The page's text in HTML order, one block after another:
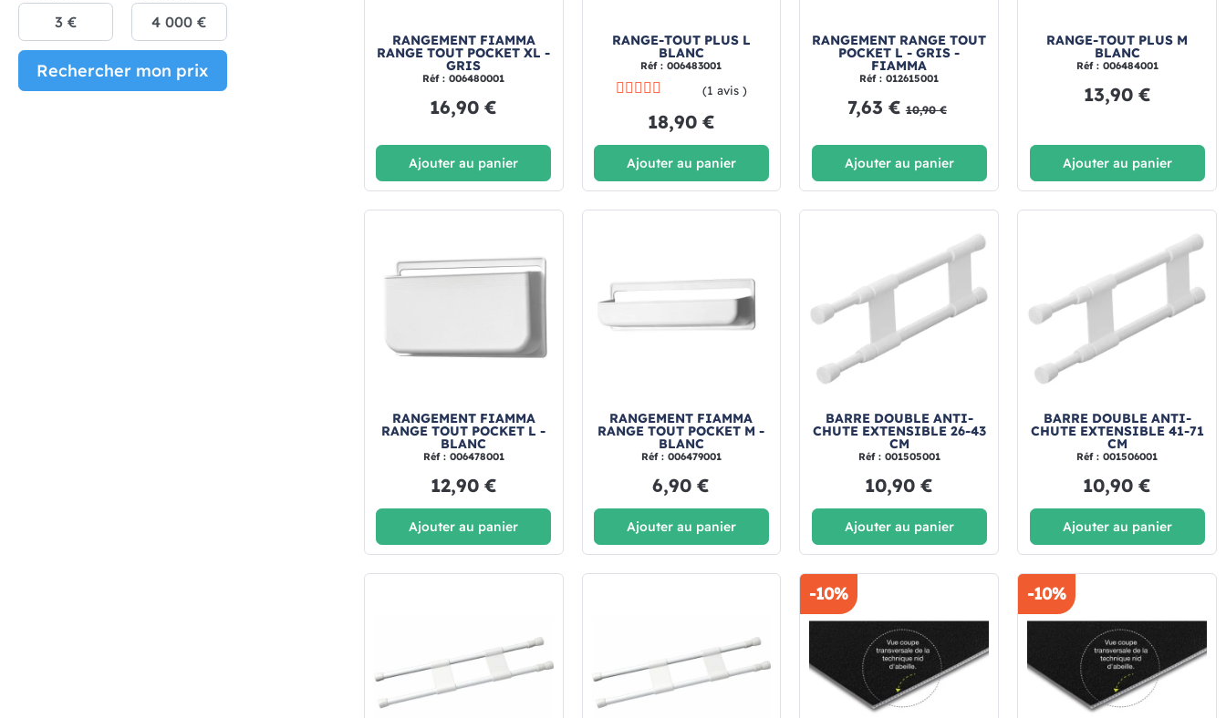
Rechercher mon prix
RANGEMENT FIAMMA
RANGE TOUT POCKET XL -
GRIS
Réf : 006480001
16,90 €
Ajouter au panier
RANGE-TOUT PLUS L
BLANC
Réf : 006483001
(1 avis )
18,90 €
Ajouter au panier
RANGEMENT RANGE TOUT
POCKET L - GRIS -
FIAMMA
Réf : 012615001
7,63 € 10,90 €
Ajouter au panier
RANGE-TOUT PLUS M
BLANC
Réf : 006484001
13,90 €
Ajouter au panier
RANGEMENT FIAMMA
RANGE TOUT POCKET L -
BLANC
Réf : 006478001
12,90 €
Ajouter au panier
RANGEMENT FIAMMA
RANGE TOUT POCKET M -
BLANC
Réf : 006479001
6,90 €
Ajouter au panier
BARRE DOUBLE ANTI-
CHUTE EXTENSIBLE 26-43
CM
Réf : 001505001
10,90 €
Ajouter au panier
BARRE DOUBLE ANTI-
CHUTE EXTENSIBLE 41-71
CM
Réf : 001506001
10,90 €
Ajouter au panier
-10% -10%